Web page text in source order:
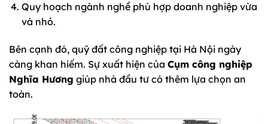
Quy hoạch ngành nghề phù hợp doanh nghiệp vừa
và nhỏ.
Bên cạnh đó, quỹ đất công nghiệp tại Hà Nội ngày
càng khan hiếm. Sự xuất hiện của Cụm công nghiệp
Nghĩa Hương giúp nhà đầu tư có thêm lựa chọn an
toàn.